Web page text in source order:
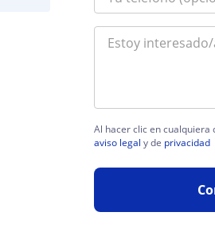
Al hacer clic en cualquiera
aviso legal y de privacidad